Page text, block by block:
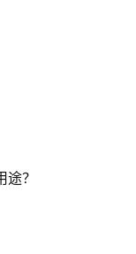
？